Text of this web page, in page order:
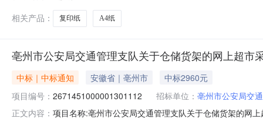
相关产品：
复印纸 A4纸
亳州市公安局交通管理支队关于仓储货架的网上超市
中标｜中标通知 安徽省｜亳州市
中标2960元
项目编号： 2671451000001301112 招标单位： 亳州市公安局交
正文内容： 项目名称:亳州市公安局交通管理支队关于仓储货架的网